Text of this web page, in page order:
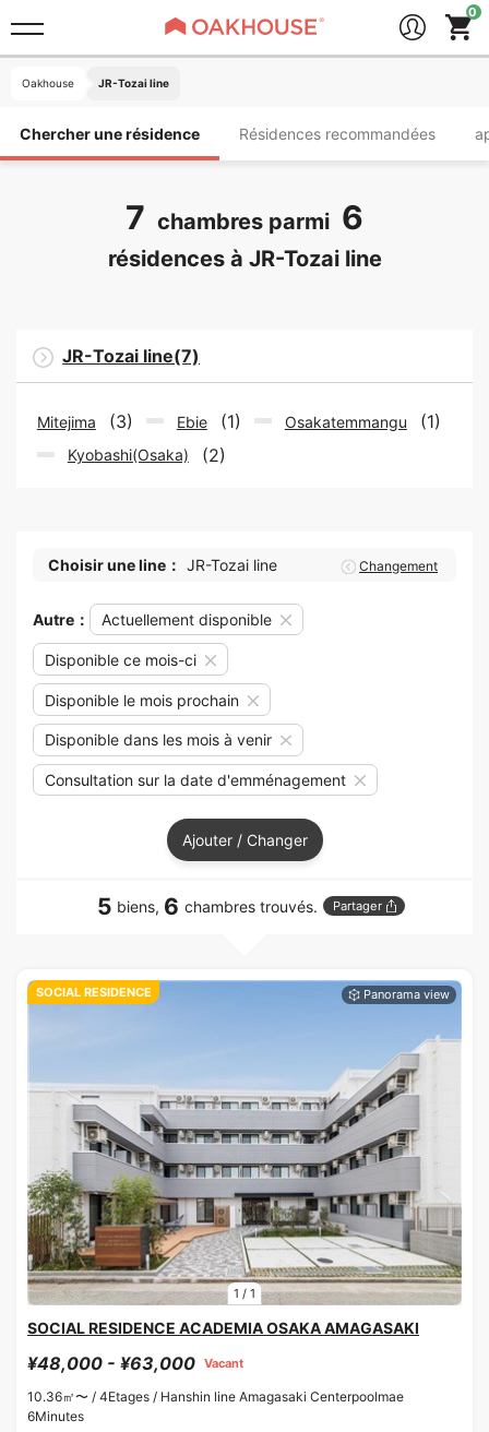
Oakhouse JR-Tozai line
Chercher une résidence Résidences recommandées
7 chambres parmi 6
résidences à JR-Tozai line
JR-Tozai line(7)
Mitejima (3) Ebie (1) Osakatemmangu (1)
Kyobashi(Osaka) (2)
Choisir une line： JR-Tozai line Changement
Autre： Actuellement disponible
Disponible ce mois-ci
Disponible le mois prochain
Disponible dans les mois à venir
Consultation sur la date d'emménagement
Ajouter / Changer
5 biens, 6 chambres trouvés. Partager
1 / 1
SOCIAL RESIDENCE
SOCIAL RESIDENCE ACADEMIA OSAKA AMAGASAKI
¥48,000 - ¥63,000 Vacant
10.36㎡〜 / 4Etages / Hanshin line Amagasaki Centerpoolmae
6Minutes